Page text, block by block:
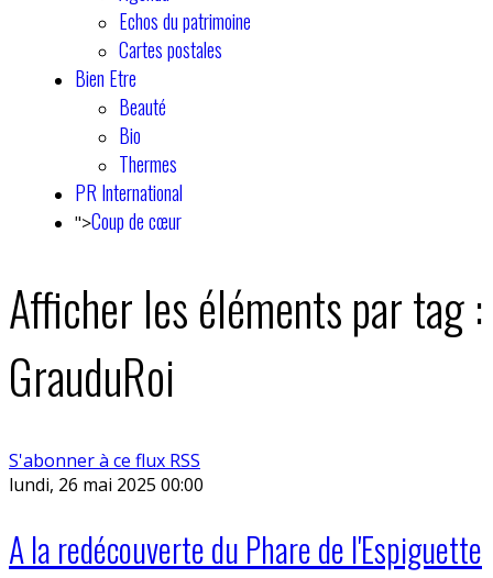
Echos du patrimoine
Cartes postales
Bien Etre
Beauté
Bio
Thermes
PR International
">Coup de cœur
Afficher les éléments par tag :
GrauduRoi
S'abonner à ce flux RSS
lundi, 26 mai 2025 00:00
A la redécouverte du Phare de l'Espiguette